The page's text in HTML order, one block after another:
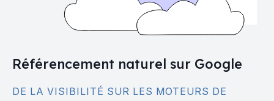
Référencement naturel sur Google
DE LA VISIBILITÉ SUR LES MOTEURS DE